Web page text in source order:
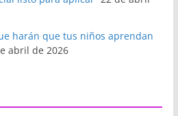
harán que tus niños aprendan
abril de 2026